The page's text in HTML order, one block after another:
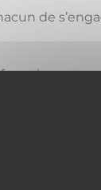
de
ont
aujourd’hui
Elle